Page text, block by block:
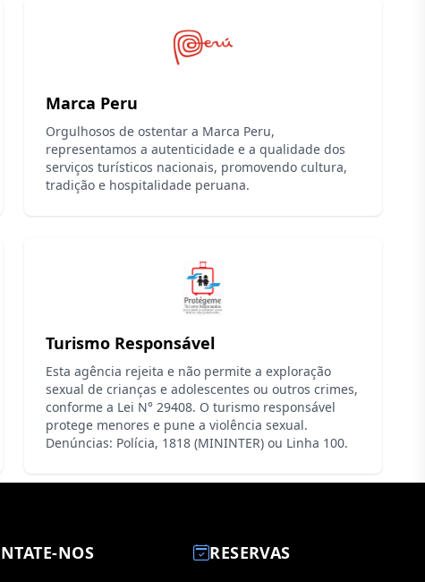
Marca Peru
Orgulhosos de ostentar a Marca Peru,
representamos a autenticidade e a qualidade dos
serviços turísticos nacionais, promovendo cultura,
tradição e hospitalidade peruana.
Turismo Responsável
Esta agência rejeita e não permite a exploração
sexual de crianças e adolescentes ou outros crimes,
conforme a Lei N° 29408. O turismo responsável
protege menores e pune a violência sexual.
Denúncias: Polícia, 1818 (MININTER) ou Linha 100.
NOS RESERVAS